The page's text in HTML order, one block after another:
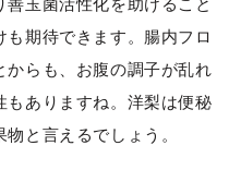
期待できます。腸内フロ
からも、お腹の調子が乱れ
もありますね。洋梨は便秘
と言えるでしょう。